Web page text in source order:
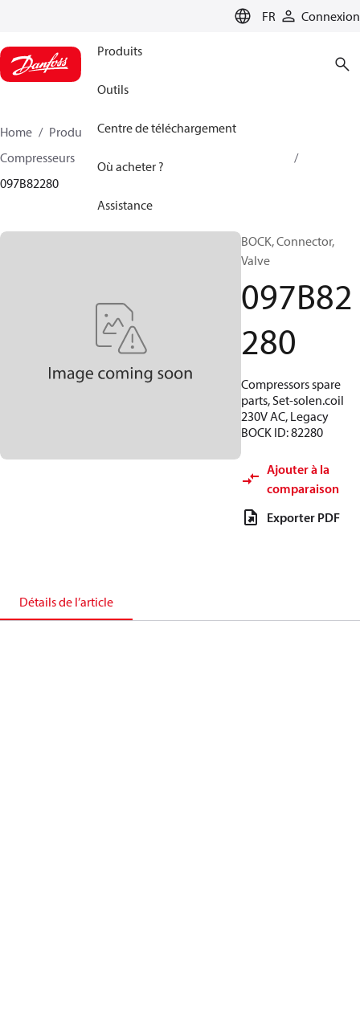
FR Connexion
Produits
Outils
Centre de téléchargement
Où acheter ?
Assistance
Home Produits
Climate Solutions - chauffage
Compresseurs
097B82280
BOCK, Connector,
Valve
097B82
280
Compressors spare
parts, Set-solen.coil
230V AC, Legacy
BOCK ID: 82280
Ajouter à la
comparaison
Exporter PDF
Détails de l’article